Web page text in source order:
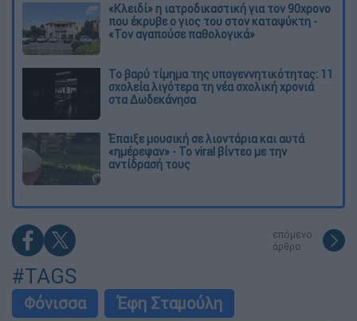
«Κλειδί» η ιατροδικαστική για τον 90χρονο
που έκρυβε ο γιος του στον καταψύκτη -
«Τον αγαπούσε παθολογικά»
Το βαρύ τίμημα της υπογεννητικότητας: 11
σχολεία λιγότερα τη νέα σχολική χρονιά
στα Δωδεκάνησα
Έπαιξε μουσική σε λιοντάρια και αυτά
«ημέρεψαν» - Το viral βίντεο με την
αντίδρασή τους
επόμενο
άρθρο
#TAGS
Φόνισσα
Έφη Σταμούλη